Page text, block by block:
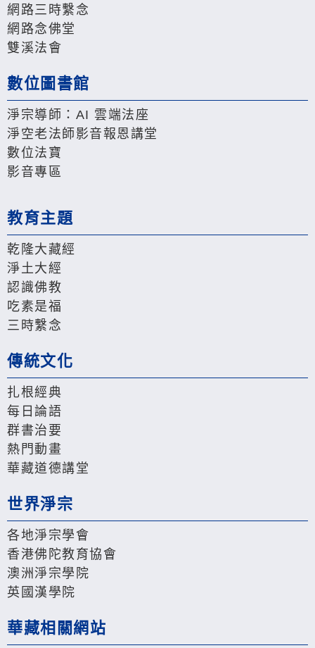
網路三時繫念
網路念佛堂
雙溪法會
數位圖書館
淨宗導師：AI 雲端法座
淨空老法師影音報恩講堂
數位法寶
影音專區
教育主題
乾隆大藏經
淨土大經
認識佛教
吃素是福
三時繫念
傳統文化
扎根經典
每日論語
群書治要
熱門動畫
華藏道德講堂
世界淨宗
各地淨宗學會
香港佛陀教育協會
澳洲淨宗學院
英國漢學院
華藏相關網站